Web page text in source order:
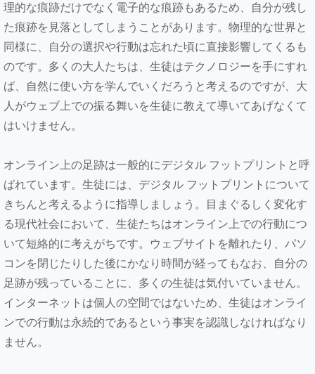
理的な痕跡だけでなく電子的な痕跡もあるため、自分が残し
た痕跡を見落としてしまうことがあります。物理的な世界と
同様に、自分の選択や行動は忘れた頃に直接影響してくるも
のです。多くの大人たちは、生徒はテクノロジーを手にすれ
ば、自然に使い方を学んでいくだろうと考えるのですが、大
人がウェブ上での振る舞いを生徒に教えて導いてあげなくて
はいけません。
オンライン上の足跡は一般的にデジタル フットプリントと呼
ばれています。生徒には、デジタル フットプリントについて
きちんと考えるように指導しましょう。目まぐるしく変化す
る現代社会において、生徒たちはオンライン上での行動につ
いて短絡的に考えがちです。ウェブサイトを離れたり、パソ
コンを閉じたりした後にかなり時間が経ってもなお、自分の
足跡が残っていることに、多くの生徒は気付いていません。
インターネットは個人の空間ではないため、生徒はオンライ
ンでの行動は永続的であるという事実を認識しなければなり
ません。